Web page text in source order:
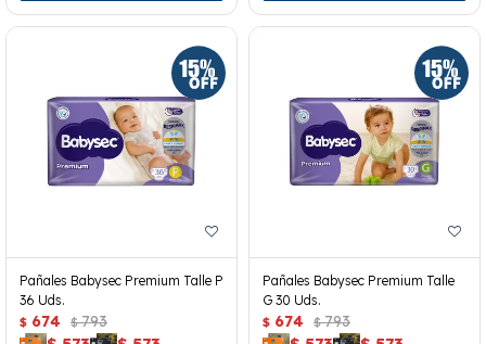
Pañales Babysec Premium Talle P
36 Uds.
$ 674 $ 793
Pañales Babysec Premium Talle
G 30 Uds.
$ 674 $ 793